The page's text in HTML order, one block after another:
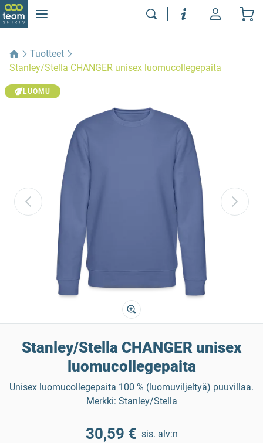
Tuotteet
Stanley/Stella CHANGER unisex luomucollegepaita
LUOMU
Stanley/Stella CHANGER unisex
luomucollegepaita
Unisex luomucollegepaita 100 % (luomuviljeltyä) puuvillaa.
Merkki: Stanley/Stella
30,59 € sis. alv:n